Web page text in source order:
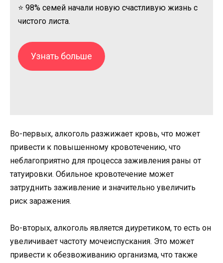
⭐ 98% семей начали новую счастливую жизнь с
чистого листа.
Узнать больше
Во-первых, алкоголь разжижает кровь, что может
привести к повышенному кровотечению, что
неблагоприятно для процесса заживления раны от
татуировки. Обильное кровотечение может
затруднить заживление и значительно увеличить
риск заражения.
Во-вторых, алкоголь является диуретиком, то есть он
увеличивает частоту мочеиспускания. Это может
привести к обезвоживанию организма, что также